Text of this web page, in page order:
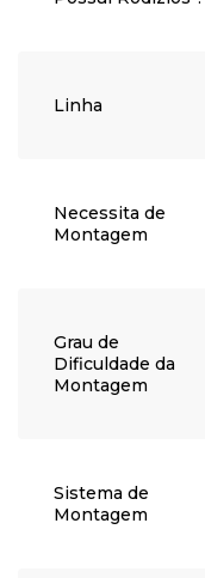
Linha
Necessita de
Montagem
Grau de
Dificuldade da
Montagem
Sistema de
Montagem